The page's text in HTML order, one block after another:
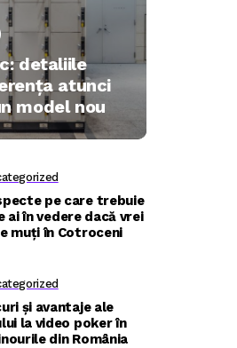
detaliile
atunci
model nou
pe care trebuie
ai în vedere dacă vrei
muți în Cotroceni
și avantaje ale
la video poker în
din România